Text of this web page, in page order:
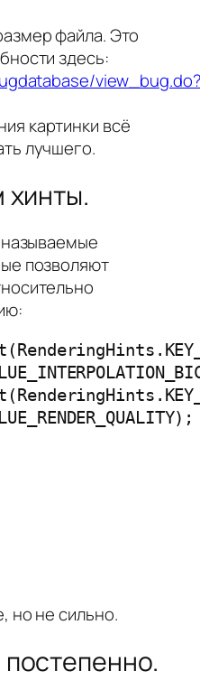
файла. Это
здесь:
картинки всё
лучшего.
хинты.
называемые
позволяют
но не сильно.